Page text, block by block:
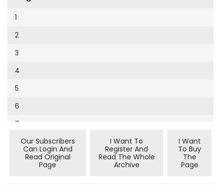
Cumhuriyet Sağlıklı Beslenme
Cumhuriyet Sokak
Cumhuriyet Spor
Cumhuriyet Strateji
Cumhuriyet Tarım
Cumhuriyet Yılbaşı
Çerçeve Eki
Dergi Eki
Ekonomi Eki
1994
9
10
11
12
13
14
15
16
1
2
3
4
5
6
7
Our Subscribers
Can Login And
Read Original
Page
I Want To
Register And
Read The Whole
Archive
I Want
To Buy
The
Page